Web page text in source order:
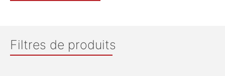
Filtres de produits